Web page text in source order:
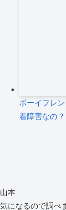
ボーイフレ
着障害なの？
山本
気になるので調べ